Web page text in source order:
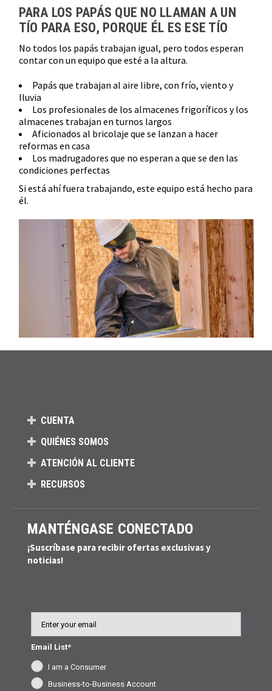
PARA LOS PAPÁS QUE NO LLAMAN A UN
TÍO PARA ESO, PORQUE ÉL ES ESE TÍO
No todos los papás trabajan igual, pero todos esperan
contar con un equipo que esté a la altura.
Papás que trabajan al aire libre, con frío, viento y
lluvia
Los profesionales de los almacenes frigoríficos y los
almacenes trabajan en turnos largos
Aficionados al bricolaje que se lanzan a hacer
reformas en casa
Los madrugadores que no esperan a que se den las
condiciones perfectas
Si está ahí fuera trabajando, este equipo está hecho para
él.
CUENTA
QUIÉNES SOMOS
ATENCIÓN AL CLIENTE
RECURSOS
MANTÉNGASE CONECTADO
¡Suscríbase para recibir ofertas exclusivas y
noticias!
Email List*
I am a Consumer
Business-to-Business Account